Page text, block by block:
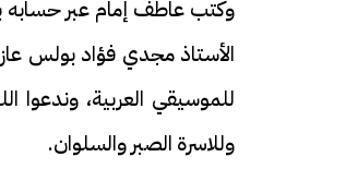
وكتب عاطف إمام عبر حسابه
الأستاذ مجدي فؤاد بولس
للموسيقي العربية،
وللاسرة الصبر والسلوان.